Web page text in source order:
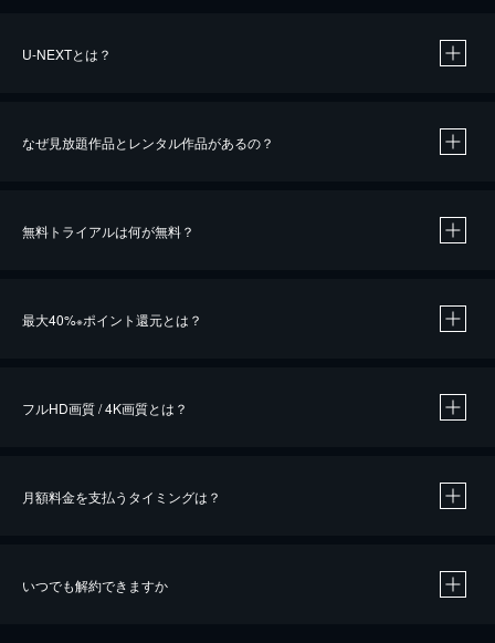
U-NEXTとは？
なぜ見放題作品とレンタル作品があるの？
無料トライアルは何が無料？
最大40%※ポイント還元とは？
※40％ポイント還元の対象は、クレジットカード決済による作品の購入 / レンタルです。
フルHD画質 / 4K画質とは？
月額料金を支払うタイミングは？
いつでも解約できますか